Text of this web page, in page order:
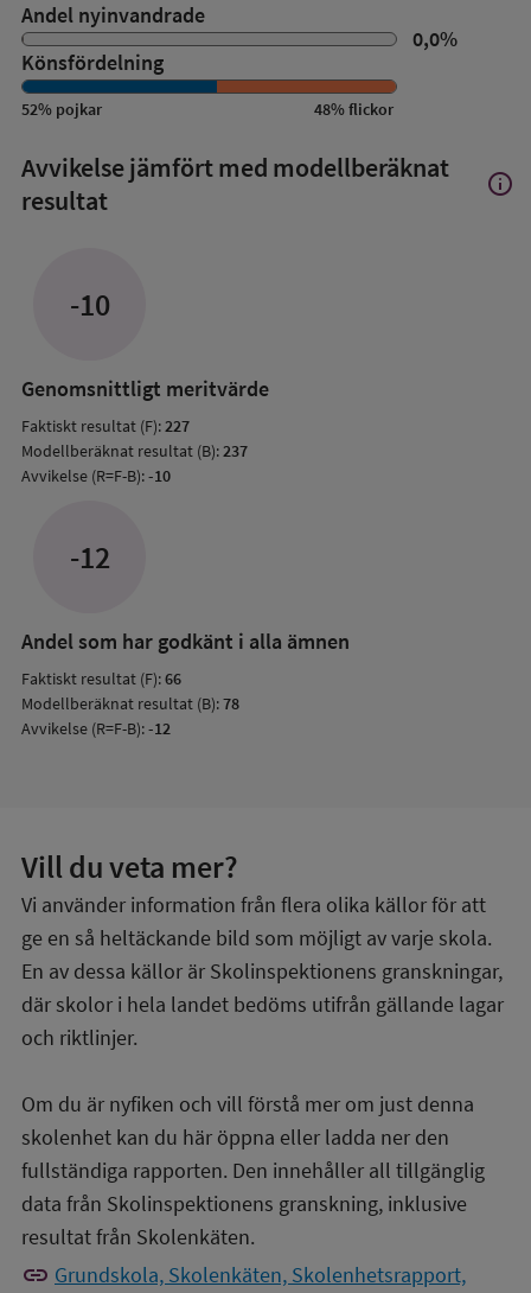
Andel nyinvandrade
0,0%
Könsfördelning
52% pojkar 48%flickor
Avvikelse jämfört med modellberäknat
resultat
Visa
info
-10
Genomsnittligt meritvärde
Faktiskt resultat (F):227
Modellberäknat resultat (B):237
Avvikelse (R=F-B):-10
-12
Andel som har godkänt i alla ämnen
Faktiskt resultat (F):66
Modellberäknat resultat (B):78
Avvikelse (R=F-B):-12
Vill du veta mer?
Vi använder information från flera olika källor för att
ge en så heltäckande bild som möjligt av varje skola.
En av dessa källor är Skolinspektionens granskningar,
där skolor i hela landet bedöms utifrån gällande lagar
och riktlinjer.
Om du är nyfiken och vill förstå mer om just denna
skolenhet kan du här öppna eller ladda ner den
fullständiga rapporten. Den innehåller all tillgänglig
data från Skolinspektionens granskning, inklusive
resultat från Skolenkäten.
link Grundskola, Skolenkäten, Skolenhetsrapport,